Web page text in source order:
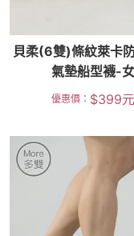
貝柔(6雙)條紋萊卡
氣墊船型襪-女
優惠價： $399元